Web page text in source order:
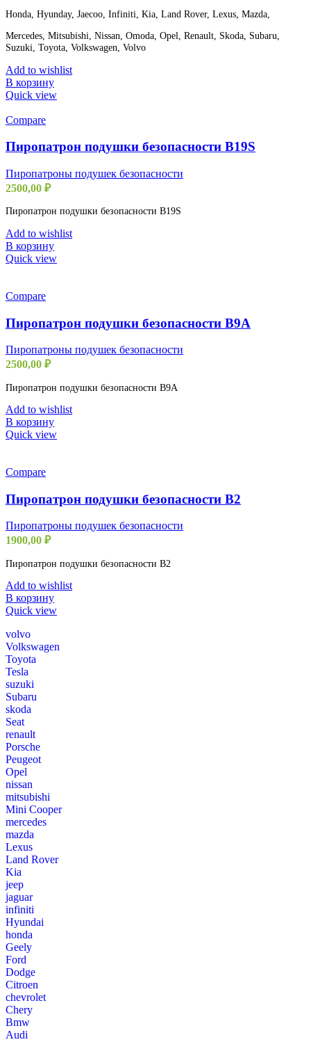
Honda, Hyunday, Jaecoo, Infiniti, Kia, Land Rover, Lexus, Mazda,
Mercedes, Mitsubishi, Nissan, Omoda, Opel, Renault, Skoda, Subaru,
Suzuki, Toyota, Volkswagen, Volvo
Add to wishlist
В корзину
Quick view
Compare
Пиропатрон подушки безопасности B19S
Пиропатроны подушек безопасности
2500,00 ₽
Пиропатрон подушки безопасности B19S
Add to wishlist
В корзину
Quick view
Compare
Пиропатрон подушки безопасности B9A
Пиропатроны подушек безопасности
2500,00 ₽
Пиропатрон подушки безопасности B9A
Add to wishlist
В корзину
Quick view
Compare
Пиропатрон подушки безопасности B2
Пиропатроны подушек безопасности
1900,00 ₽
Пиропатрон подушки безопасности B2
Add to wishlist
В корзину
Quick view
volvo
Volkswagen
Toyota
Tesla
suzuki
Subaru
skoda
Seat
renault
Porsche
Peugeot
Opel
nissan
mitsubishi
Mini Cooper
mercedes
mazda
Lexus
Land Rover
Kia
jeep
jaguar
infiniti
Hyundai
honda
Geely
Ford
Dodge
Citroen
chevrolet
Chery
Bmw
Audi